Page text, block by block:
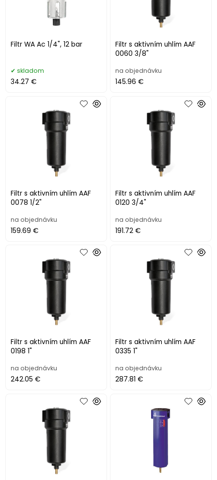
Filtr WA Ac 1/4", 12 bar
skladom
34.27 €
Filtr s aktivním uhlím AAF
0060 3/8"
na objednávku
145.96 €
Filtr s aktivním uhlím AAF
0078 1/2"
na objednávku
159.69 €
Filtr s aktivním uhlím AAF
0120 3/4"
na objednávku
191.72 €
Filtr s aktivním uhlím AAF
0198 1"
na objednávku
242.05 €
Filtr s aktivním uhlím AAF
0335 1"
na objednávku
287.81 €